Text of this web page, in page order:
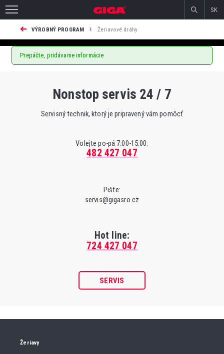
SK
VÝROBNÝ PROGRAM › Žeriavové dráhy
Prepáčte, pridávame informácie
Nonstop servis 24 / 7
Servisný technik, ktorý je pripravený vám pomôcť
Volejte po-pá 7:00-15:00:
482 427 047
Pište:
servis@gigasro.cz
Hot line:
724 427 047
SERVIS
Žeriavy